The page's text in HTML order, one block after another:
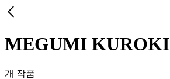
MEGUMI KUROKI
개 작품